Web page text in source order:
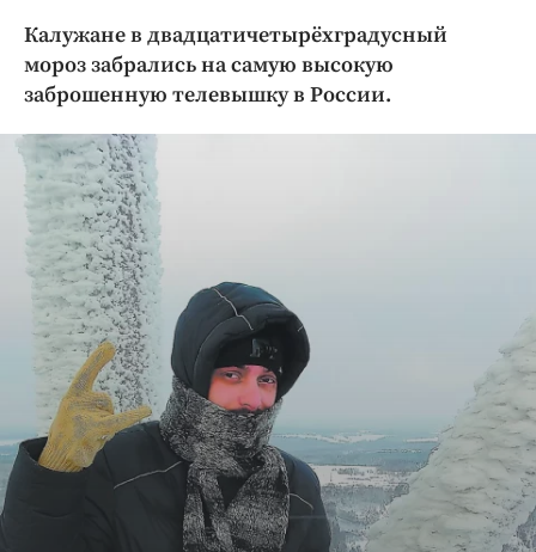
Благоустройство
Криминал
Недвижимость и ЖКХ
Образование
Общество
Погода
Праздники
Происшествия
Спорт
Экономика и бизнес
ПРОЕКТЫ
Калужане в двадцатичетырёхградусный
мороз забрались на самую высокую
заброшенную телевышку в России.